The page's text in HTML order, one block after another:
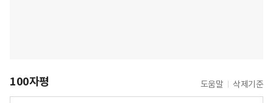
100자평 도움말 삭제기준